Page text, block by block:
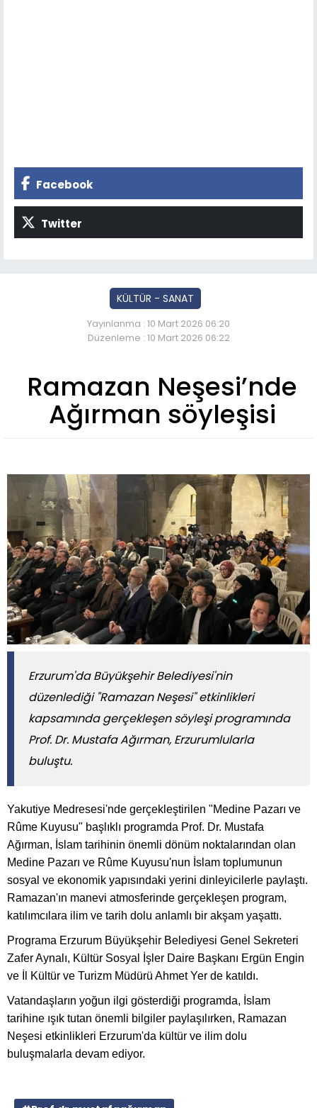
Facebook
Twitter
KÜLTÜR - SANAT
Yayınlanma : 10 Mart 2026 06:20
Düzenleme : 10 Mart 2026 06:22
Ramazan Neşesi’nde
Ağırman söyleşisi
​​​​​​​Erzurum'da Büyükşehir Belediyesi'nin
düzenlediği "Ramazan Neşesi" etkinlikleri
kapsamında gerçekleşen söyleşi programında
Prof. Dr. Mustafa Ağırman, Erzurumlularla
buluştu.
Yakutiye Medresesi'nde gerçekleştirilen "Medine Pazarı ve
Rûme Kuyusu" başlıklı programda Prof. Dr. Mustafa
Ağırman, İslam tarihinin önemli dönüm noktalarından olan
Medine Pazarı ve Rûme Kuyusu'nun İslam toplumunun
sosyal ve ekonomik yapısındaki yerini dinleyicilerle paylaştı.
Ramazan'ın manevi atmosferinde gerçekleşen program,
katılımcılara ilim ve tarih dolu anlamlı bir akşam yaşattı.
Programa Erzurum Büyükşehir Belediyesi Genel Sekreteri
Zafer Aynalı, Kültür Sosyal İşler Daire Başkanı Ergün Engin
ve İl Kültür ve Turizm Müdürü Ahmet Yer de katıldı.
Vatandaşların yoğun ilgi gösterdiği programda, İslam
tarihine ışık tutan önemli bilgiler paylaşılırken, Ramazan
Neşesi etkinlikleri Erzurum'da kültür ve ilim dolu
buluşmalarla devam ediyor.